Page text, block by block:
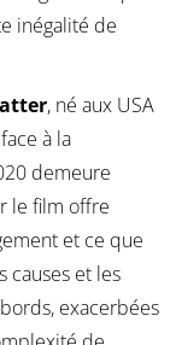
inégalité de
, né aux USA
à la
demeure
le film offre
et ce que
causes et les
exacerbées